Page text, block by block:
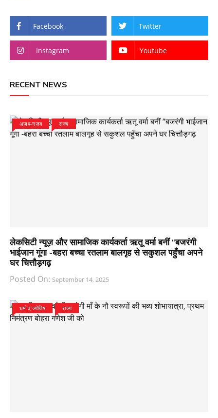
Facebook Twitter
Instagram Youtube
RECENT NEWS
अज़ब-गज़ब राज्य
लेकसिटी न्यूज़ और सामाजिक कार्यकर्ता ऋतू वर्मा बनीं “बजरंगी
भाईजान गूंगा -बहरा बच्चा रतलाम बालगृह से सकुशल पहुँचा अपने
घर चित्तौड़गढ़
Posted On: September 14, 2025
धर्म व् ज्योतिष राज्य